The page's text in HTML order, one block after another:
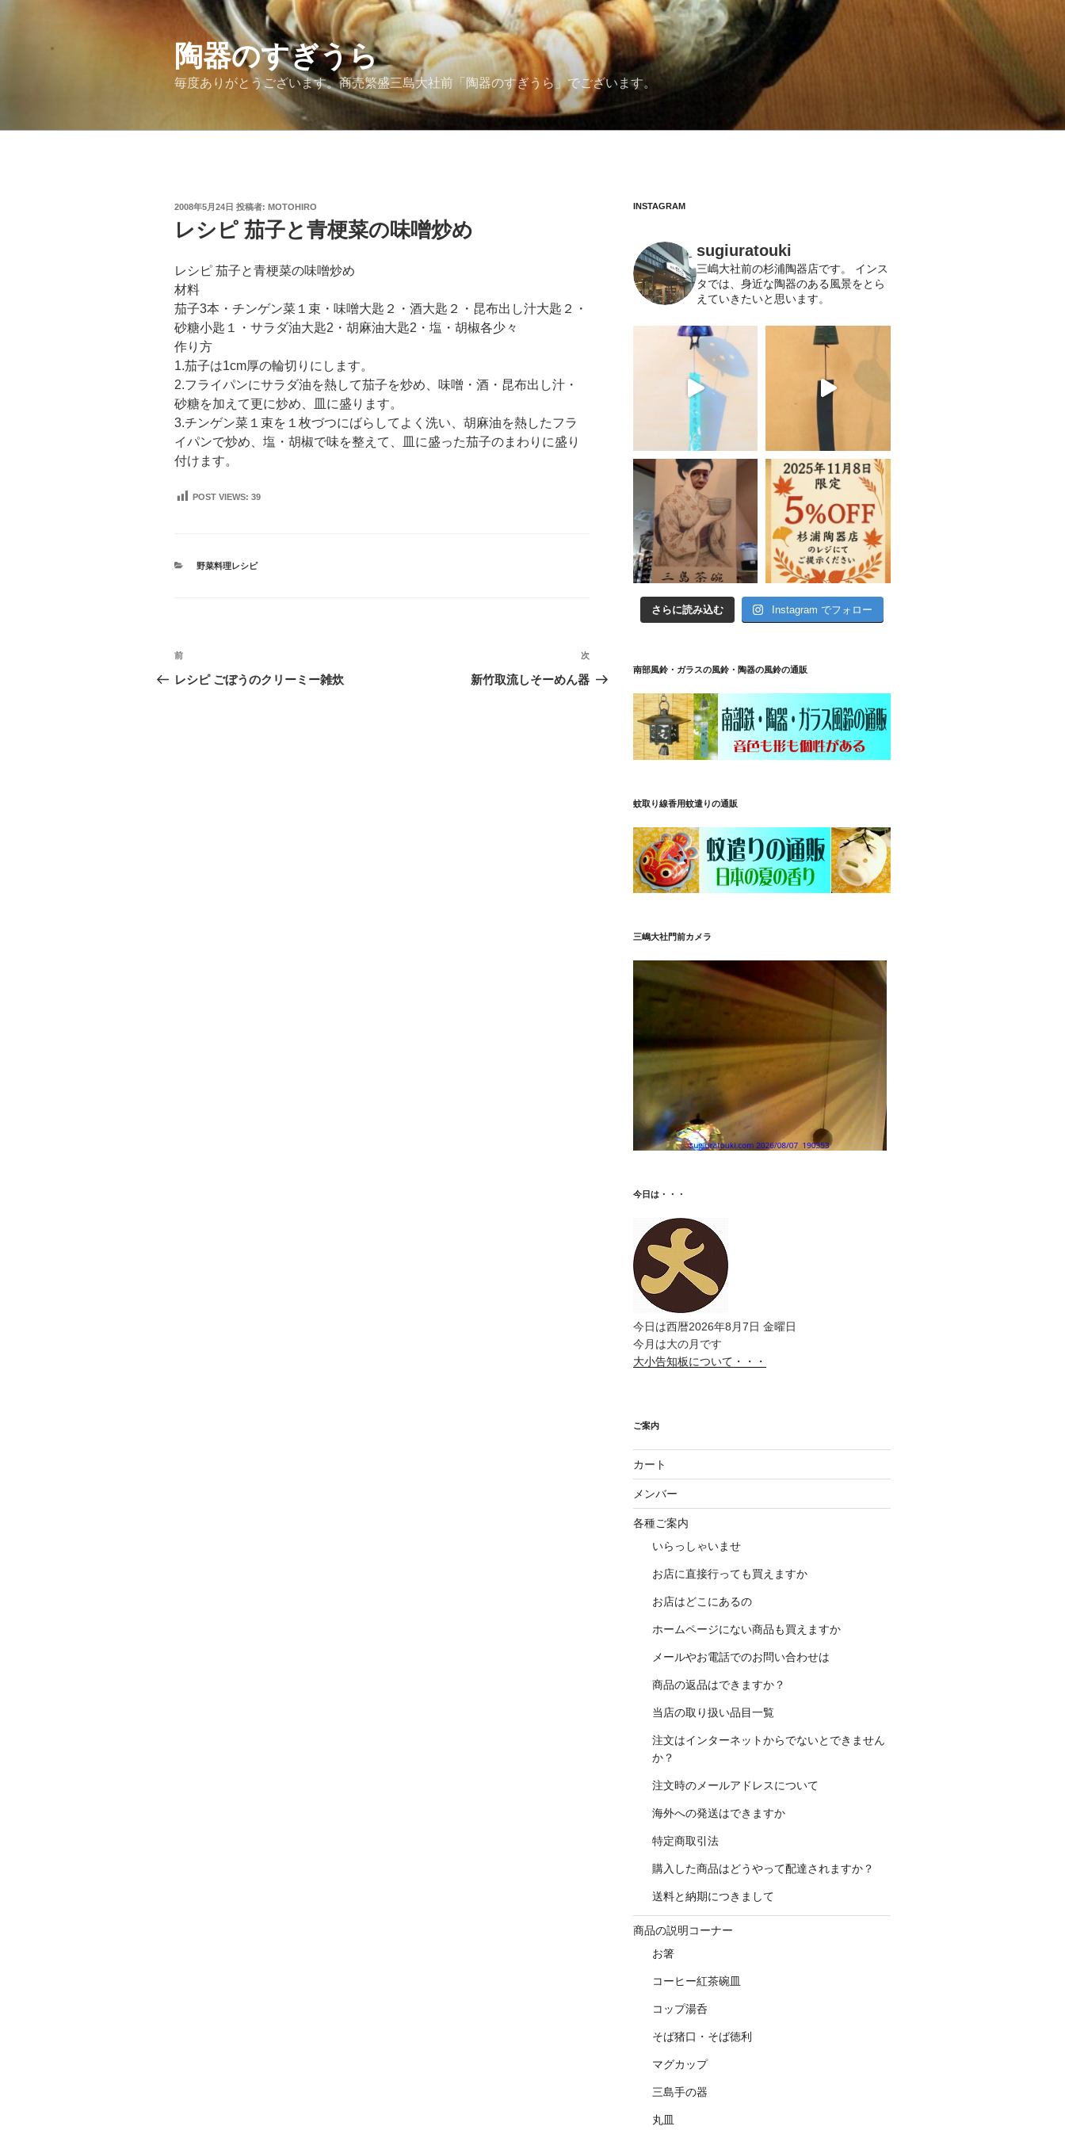
陶器のすぎうら
毎度ありがとうございます。商売繁盛三島大社前「陶器のすぎうら」でございます。
投
日:
2008年5月24日 投稿者: MOTOHIRO
レシピ 茄子と青梗菜の味噌炒め
レシピ 茄子と青梗菜の味噌炒め
材料
茄子3本・チンゲン菜１束・味噌大匙２・酒大匙２・昆布出し汁大匙２・
砂糖小匙１・サラダ油大匙2・胡麻油大匙2・塩・胡椒各少々
作り方
1.茄子は1cm厚の輪切りにします。
2.フライパンにサラダ油を熱して茄子を炒め、味噌・酒・昆布出し汁・
砂糖を加えて更に炒め、皿に盛ります。
3.チンゲン菜１束を１枚づつにばらしてよく洗い、胡麻油を熱したフラ
イパンで炒め、塩・胡椒で味を整えて、皿に盛った茄子のまわりに盛り
付けます。
POST VIEWS: 39
カ
野菜料理レシピ
投
稿
前
の
前
レシピ ごぼうのクリーミー雑炊
次
の
次
新竹取流しそーめん器
INSTAGRAM
sugiuratouki
三嶋大社前の杉浦陶器店です。
インス
タでは、身近な陶器のある風景をとら
えていきたいと思います。
さらに読み込む Instagram でフォロー
南部風鈴・ガラスの風鈴・陶器の風鈴の通販
蚊取り線香用蚊遣りの通販
三嶋大社門前カメラ
今日は・・・
今日は西暦2026年8月7日 金曜日
今月は大の月です
大小告知板について・・・
ご案内
カート
メンバー
各種ご案内
いらっしゃいませ
お店に直接行っても買えますか
お店はどこにあるの
ホームページにない商品も買えますか
メールやお電話でのお問い合わせは
商品の返品はできますか？
当店の取り扱い品目一覧
注文はインターネットからでないとできません
か？
注文時のメールアドレスについて
海外への発送はできますか
特定商取引法
購入した商品はどうやって配達されますか？
送料と納期につきまして
商品の説明コーナー
お箸
コーヒー紅茶碗皿
コップ湯呑
そば猪口・そば徳利
マグカップ
三島手の器
丸皿